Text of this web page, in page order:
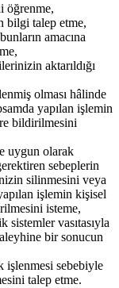
öğrenme,
bilgi talep etme,
amacına
aktarıldığı
olması hâlinde
yapılan işlemin
bildirilmesini
uygun olarak
sebeplerin
silinmesini veya
işlemin kişisel
isteme,
sistemler vasıtasıyla
bir sonucun
işlenmesi sebebiyle
talep etme.